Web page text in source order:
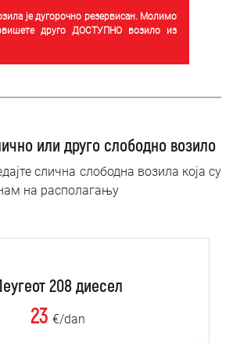
је дугорочно резервисан. Молимо
друго ДОСТУПНО возило из
или друго слободно возило
слична слободна возила која су
на располагању
208 диесел
23 €/dan